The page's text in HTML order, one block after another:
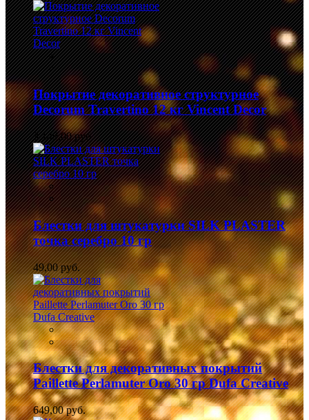
Покрытие декоративное структурное
Decorum Travertino 12 кг Vincent Decor
3 149,00 руб.
Блестки для штукатурки SILK PLASTER
точка серебро 10 гр
49,00 руб.
Блестки для декоративных покрытий
Paillette Perlamuter Oro 30 гр Dufa Creative
649,00 руб.